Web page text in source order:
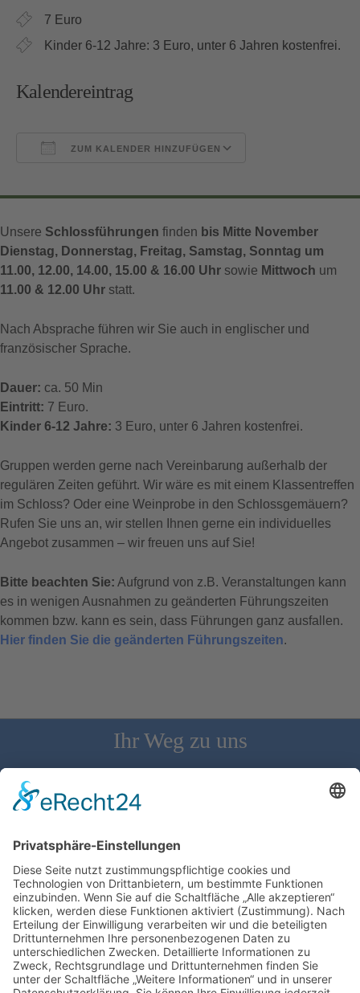
7 Euro
Kinder 6-12 Jahre: 3 Euro, unter 6 Jahren kostenfrei.
Kalendereintrag
ZUM KALENDER HINZUFÜGEN
Unsere Schlossführungen finden bis Mitte November
Dienstag, Donnerstag, Freitag, Samstag, Sonntag um
11.00, 12.00, 14.00, 15.00 & 16.00 Uhr sowie Mittwoch um
11.00 & 12.00 Uhr statt.
Nach Absprache führen wir Sie auch in englischer und
französischer Sprache.
Dauer: ca. 50 Min
Eintritt: 7 Euro.
Kinder 6-12 Jahre: 3 Euro, unter 6 Jahren kostenfrei.
Gruppen werden gerne nach Vereinbarung außerhalb der
regulären Zeiten geführt. Wir wäre es mit einem Klassentreffen
im Schloss? Oder eine Weinprobe in den Schlossgemäuern?
Rufen Sie uns an, wir stellen Ihnen gerne ein individuelles
Angebot zusammen – wir freuen uns auf Sie!
Bitte beachten Sie: Aufgrund von z.B. Veranstaltungen kann
es in wenigen Ausnahmen zu geänderten Führungszeiten
kommen bzw. kann es sein, dass Führungen ganz ausfallen.
Hier finden Sie die geänderten Führungszeiten.
Ihr Weg zu uns
Schloss Bürgeln, 79418 Schliengen | Telefon: 07626/237 | E-
Mail: direktion@schlossbuergeln.de
Wir benötigen Ihre Zustimmung, um den
Google Maps-Service zu laden!
Wir verwenden einen Service eines
Drittanbieters, um Karteninhalte einzubetten.
Dieser Service kann Daten zu Ihren Aktivitäten
sammeln. Bitte lesen Sie die Details durch und
stimmen Sie der Nutzung des Service zu, um